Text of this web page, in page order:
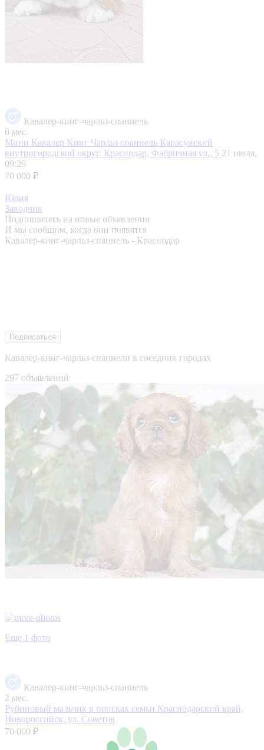
Кавалер-кинг-чарльз-спаниель
6 мес.
Мини Кавалер Kинг Чаpльз спаниель Карасунский
внутригородской округ, Краснодар, Фабричная ул., 5 21 июля,
09:29
70 000 ₽
Юлия
Заводчик
Подпишитесь на новые объявления
И мы сообщим, когда они появятся
Кавалер-кинг-чарльз-спаниель - Краснодар
Подписаться
Кавалер-кинг-чарльз-спаниели в соседних городах
297 объявлений
Еще 1 фото
Кавалер-кинг-чарльз-спаниель
2 мес.
Рубиновый мальчик в поисках семьи Краснодарский край,
Новороссийск, ул. Советов
70 000 ₽